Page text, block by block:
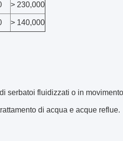
> 230,000
> 140,000
serbatoi fluidizzati o in
di acqua e acque reflue.